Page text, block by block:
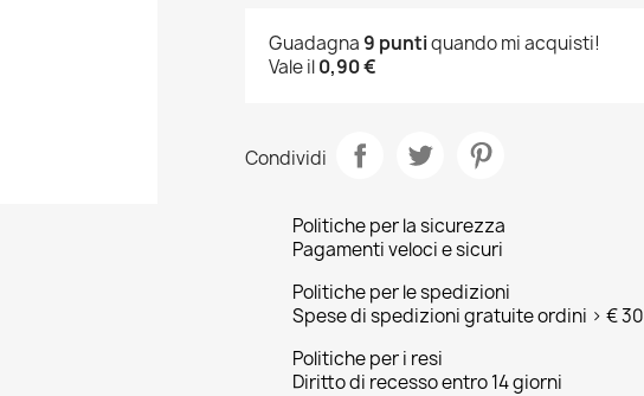
Guadagna 9 puntiquando mi acquisti!
Vale il0,90 €
Condividi
Politiche per la sicurezza
Pagamenti veloci e sicuri
Politiche per le spedizioni
Spese di spedizioni gratuite ordini > € 30
Politiche per i resi
Diritto di recesso entro 14 giorni